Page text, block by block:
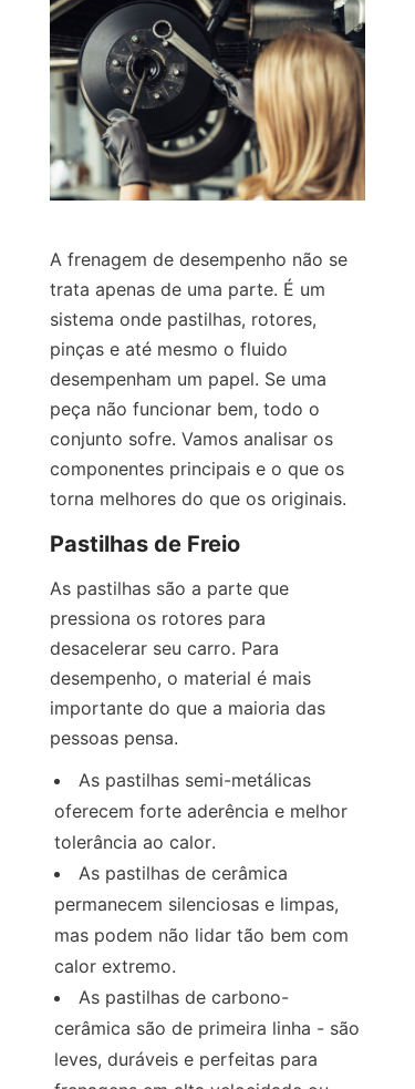
A frenagem de desempenho não se
trata apenas de uma parte. É um
sistema onde pastilhas, rotores,
pinças e até mesmo o fluido
desempenham um papel. Se uma
peça não funcionar bem, todo o
conjunto sofre. Vamos analisar os
componentes principais e o que os
torna melhores do que os originais.
Pastilhas de Freio
As pastilhas são a parte que
pressiona os rotores para
desacelerar seu carro. Para
desempenho, o material é mais
importante do que a maioria das
pessoas pensa.
As pastilhas semi-metálicas
oferecem forte aderência e melhor
tolerância ao calor.
As pastilhas de cerâmica
permanecem silenciosas e limpas,
mas podem não lidar tão bem com
calor extremo.
As pastilhas de carbono-
cerâmica são de primeira linha - são
leves, duráveis e perfeitas para